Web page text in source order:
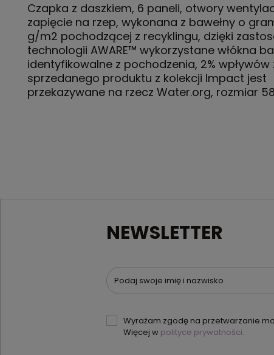
Czapka z daszkiem, 6 paneli, otwory
zapięcie na rzep, wykonana z bawełny o
g/m2 pochodzącej z recyklingu, dzięki
technologii AWARE™ wykorzystane włókna
identyfikowalne z pochodzenia, 2% wpływów
sprzedanego produktu z kolekcji Impact jest
przekazywane na rzecz Water.org, rozmiar
NEWSLETTER
Podaj swoje imię i nazwisko
Wyrażam zgodę na przetwarzanie
Więcej w polityce prywatności.